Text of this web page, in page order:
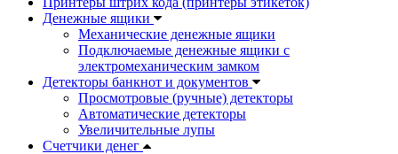
Денежные ящики
Механические денежные ящики
Подключаемые денежные ящики с
электромеханическим замком
Детекторы банкнот и документов
Просмотровые (ручные) детекторы
Автоматические детекторы
Увеличительные лупы
Счетчики денег